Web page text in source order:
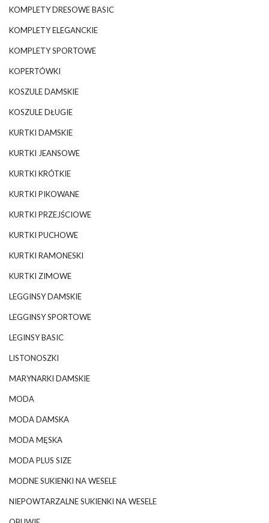
KOMPLETY DRESOWE BASIC
KOMPLETY ELEGANCKIE
KOMPLETY SPORTOWE
KOPERTÓWKI
KOSZULE DAMSKIE
KOSZULE DŁUGIE
KURTKI DAMSKIE
KURTKI JEANSOWE
KURTKI KRÓTKIE
KURTKI PIKOWANE
KURTKI PRZEJŚCIOWE
KURTKI PUCHOWE
KURTKI RAMONESKI
KURTKI ZIMOWE
LEGGINSY DAMSKIE
LEGGINSY SPORTOWE
LEGINSY BASIC
LISTONOSZKI
MARYNARKI DAMSKIE
MODA
MODA DAMSKA
MODA MĘSKA
MODA PLUS SIZE
MODNE SUKIENKI NA WESELE
NIEPOWTARZALNE SUKIENKI NA WESELE